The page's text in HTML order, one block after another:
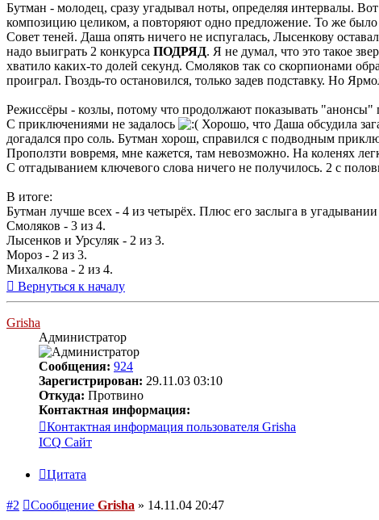
Бутман - молодец, сразу угадывал ноты, определяя интервалы.
композицию целиком, а повторяют одно предложение. То же
Совет теней. Даша опять ничего не испугалась, Лысенкову
надо выиграть 2 конкурса ПОДРЯД. Я не думал, что это такое
хватило каких-то долей секунд. Смоляков так со скорпионами
проиграл. Гвоздь-то остановился, только задев подставку. Но
Режиссёры - козлы, потому что продолжают показывать "анонсы"
С приключениями не задалось
Хорошо, что Даша обсудила
догадался про соль. Бутман хорош, справился с подводным
Проползти вовремя, мне кажется, там невозможно. На коленях
С отгадыванием ключевого слова ничего не получилось. 2 с
В итоге:
Бутман лучше всех - 4 из четырёх. Плюс его заслыга в угадывании
Смоляков - 3 из 4.
Лысенков и Урсуляк - 2 из 3.
Мороз - 2 из 3.
Михалкова - 2 из 4.
Вернуться к началу
Grisha
Администратор
Сообщения: 924
Зарегистрирован: 29.11.03 03:10
Откуда: Протвино
Контактная информация:
Контактная информация пользователя Grisha
ICQ Сайт
Цитата
#2 Сообщение Grisha » 14.11.04 20:47